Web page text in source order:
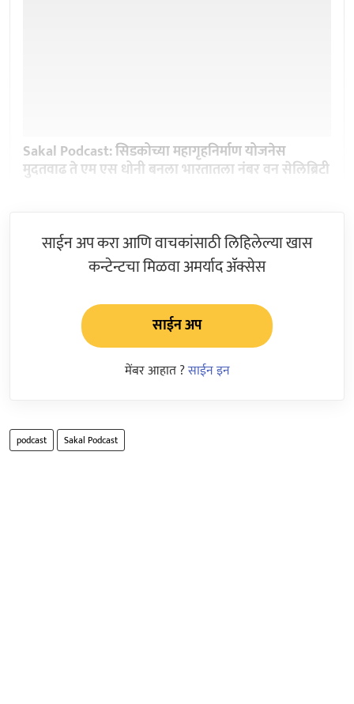
Sakal Podcast: सिडकोच्या महागृहनिर्माण योजनेस
मुदतवाढ ते एम एस धोनी बनला भारतातला नंबर वन सेलिब्रिटी
साईन अप करा आणि वाचकांसाठी लिहिलेल्या खास
कन्टेन्टचा मिळवा अमर्याद ॲक्सेस
साईन अप
मेंबर आहात ?साईन इन
podcast Sakal Podcast